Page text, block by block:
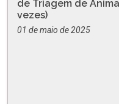
de Triagem de
vezes)
01 de maio de 2025